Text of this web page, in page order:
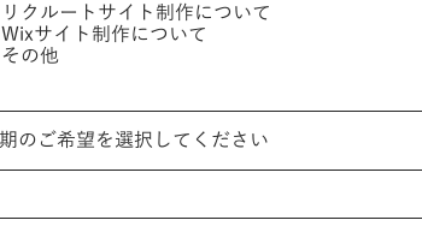
リクルートサイト制作について
Wixサイト制作について
その他